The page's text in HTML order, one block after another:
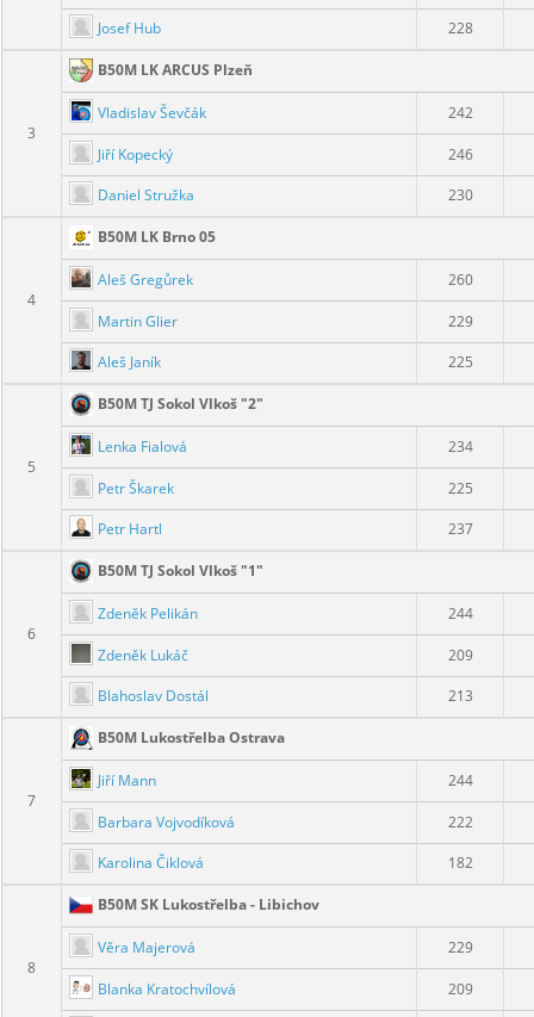
Josef Hub
228
3
B50M LK ARCUS Plzeň
Vladislav Ševčák 242
Jiří Kopecký
246
Daniel Stružka
230
4
B50M LK Brno 05
Aleš Gregůrek 260
Martin Glier
229
Aleš Janík
225
5
B50M TJ Sokol Vlkoš "2"
Lenka Fialová 234
Petr Škarek
225
Petr Hartl
237
6
B50M TJ Sokol Vlkoš "1"
Zdeněk Pelikán 244
Zdeněk Lukáč
209
Blahoslav Dostál
213
7
B50M Lukostřelba Ostrava
Jiří Mann 244
Barbara Vojvodíková
222
Karolina Čiklová
182
8
B50M SK Lukostřelba - Libichov
Věra Majerová 229
Blanka Kratochvílová 209